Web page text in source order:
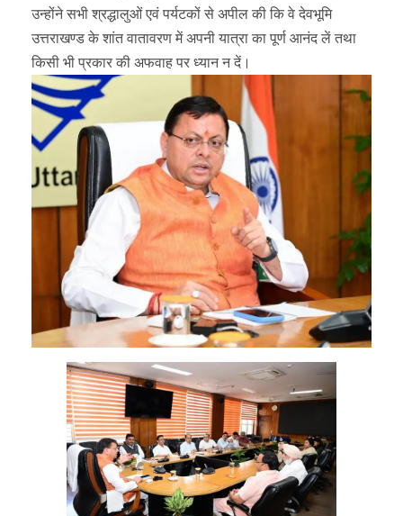
उन्होंने सभी श्रद्धालुओं एवं पर्यटकों से अपील की कि वे देवभूमि
उत्तराखण्ड के शांत वातावरण में अपनी यात्रा का पूर्ण आनंद लें तथा
किसी भी प्रकार की अफवाह पर ध्यान न दें।